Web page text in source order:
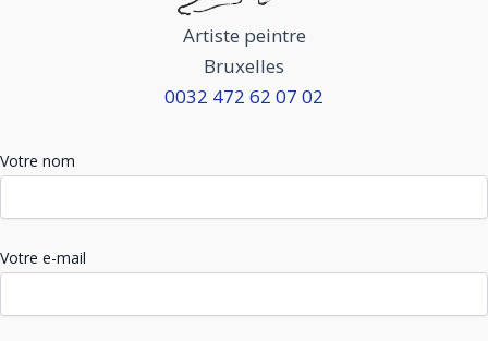
Artiste peintre
Bruxelles
0032 472 62 07 02
Votre nom
Votre e-mail